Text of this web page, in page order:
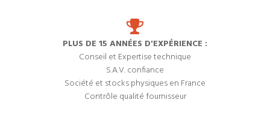
PLUS DE 15 ANNÉES D'EXPÉRIENCE :
Conseil et Expertise technique
S.A.V. confiance
Société et stocks physiques en France
Contrôle qualité fournisseur